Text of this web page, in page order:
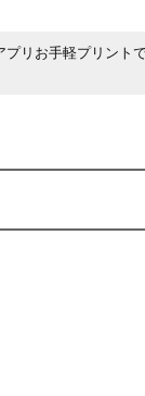
リお手軽プリント